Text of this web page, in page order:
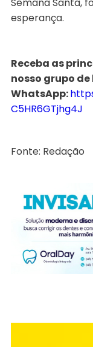
Semana Santa,
esperança.
Receba as
nosso grupo
WhatsApp:
C5HR6GTjhg4J
Fonte: Redação